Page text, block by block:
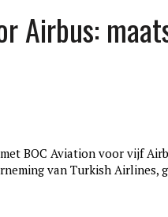
Airbus:
BOC Aviation voor vijf
van Turkish Airlines,